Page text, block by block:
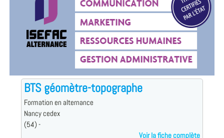
BTS géomètre-topographe
Formation en alternance
Nancy cedex
(54) -
Voir la fiche complète